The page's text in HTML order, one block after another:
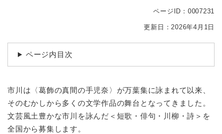
ページID：0007231
更新日：2026年4月1日
ページ内目次
市川は〈葛飾の真間の手児奈〉が万葉集に詠まれて以来、
そのむかしから多くの文学作品の舞台となってきました。
文芸風土豊かな市川を詠んだ＜短歌・俳句・川柳・詩＞を
全国から募集します。